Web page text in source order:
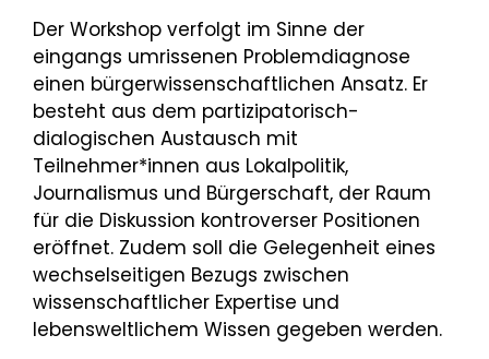
Der Workshop verfolgt im Sinne der
eingangs umrissenen Problemdiagnose
einen bürgerwissenschaftlichen Ansatz. Er
besteht aus dem partizipatorisch-
dialogischen Austausch mit
Teilnehmer*innen aus Lokalpolitik,
Journalismus und Bürgerschaft, der Raum
für die Diskussion kontroverser Positionen
eröffnet. Zudem soll die Gelegenheit eines
wechselseitigen Bezugs zwischen
wissenschaftlicher Expertise und
lebensweltlichem Wissen gegeben werden.